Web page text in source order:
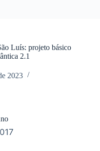
Luís: projeto básico
2.1
2023